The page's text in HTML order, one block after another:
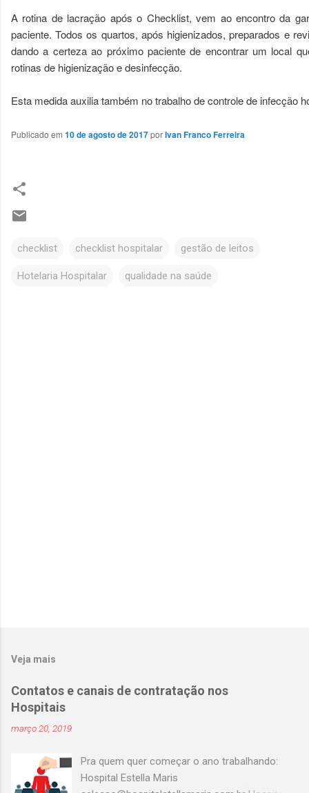
A rotina de lacração após o Checklist, vem ao encontro da
paciente. Todos os quartos, após higienizados, preparados e
dando a certeza ao próximo paciente de encontrar um local
rotinas de higienização e desinfecção.
Esta medida auxilia também no trabalho de controle de infecção
Publicado em 10 de agosto de 2017porIvan Franco Ferreira
checklist checklist hospitalar gestão de leitos
Hotelaria Hospitalar qualidade na saúde
Veja mais
Contatos e canais de contratação nos
Hospitais
março 20, 2019
Pra quem quer começar o ano trabalhando:
Hospital Estella Maris